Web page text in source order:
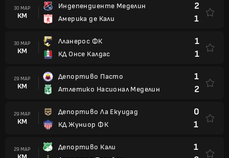
30 МАР
КМ
Индепендиенте Меделин
Америка де Кали
2
1
30 МАР
КМ
Лланерос ФК
КД Онсе Калдас
1
1
29 МАР
КМ
Депортиво Пасто
Атлетико Насионал Меделин
1
2
29 МАР
КМ
Депортиво Ла Екуидад
КД Жуниор ФК
0
1
29 МАР
Депортиво Кали
1